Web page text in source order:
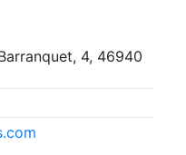
4, 46940